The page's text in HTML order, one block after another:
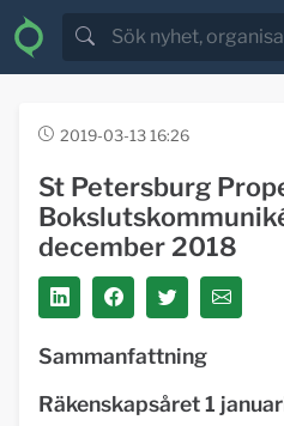
2019-03-13 16:26
St Petersburg
december 2018
Sammanfattning
Räkenskapsåret 1